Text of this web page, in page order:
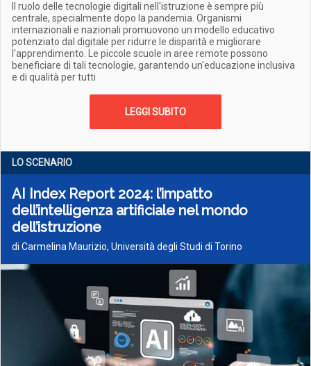
Il ruolo delle tecnologie digitali nell'istruzione è sempre più
centrale, specialmente dopo la pandemia. Organismi
internazionali e nazionali promuovono un modello educativo
potenziato dal digitale per ridurre le disparità e migliorare
l'apprendimento. Le piccole scuole in aree remote possono
beneficiare di tali tecnologie, garantendo un'educazione inclusiva
e di qualità per tutti
LEGGI SUBITO
LO SCENARIO
AI Index Report 2024: l’impatto
dell’intelligenza artificiale nel mondo
dell’istruzione
di Carmelina Maurizio, Università degli Studi di Torino